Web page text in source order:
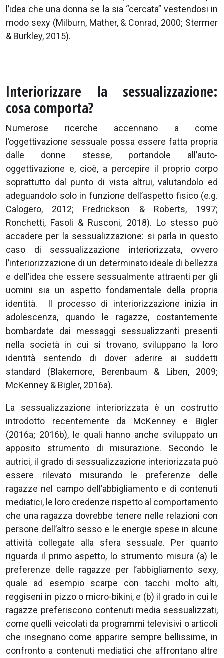
l’idea che una donna se la sia “cercata” vestendosi in
modo sexy (Milburn, Mather, & Conrad, 2000; Stermer
& Burkley, 2015).
Interiorizzare la sessualizzazione:
cosa comporta?
Numerose ricerche accennano a come
l’oggettivazione sessuale possa essere fatta propria
dalle donne stesse, portandole all’auto-
oggettivazione e, cioè, a percepire il proprio corpo
soprattutto dal punto di vista altrui, valutandolo ed
adeguandolo solo in funzione dell’aspetto fisico (e.g.
Calogero, 2012; Fredrickson & Roberts, 1997;
Ronchetti, Fasoli & Rusconi, 2018). Lo stesso può
accadere per la sessualizzazione: si parla in questo
caso di sessualizzazione interiorizzata, ovvero
l’interiorizzazione di un determinato ideale di bellezza
e dell’idea che essere sessualmente attraenti per gli
uomini sia un aspetto fondamentale della propria
identità. Il processo di interiorizzazione inizia in
adolescenza, quando le ragazze, costantemente
bombardate dai messaggi sessualizzanti presenti
nella società in cui si trovano, sviluppano la loro
identità sentendo di dover aderire ai suddetti
standard (Blakemore, Berenbaum & Liben, 2009;
McKenney & Bigler, 2016a).
La sessualizzazione interiorizzata è un costrutto
introdotto recentemente da McKenney e Bigler
(2016a; 2016b), le quali hanno anche sviluppato un
apposito strumento di misurazione. Secondo le
autrici, il grado di sessualizzazione interiorizzata può
essere rilevato misurando le preferenze delle
ragazze nel campo dell’abbigliamento e di contenuti
mediatici, le loro credenze rispetto al comportamento
che una ragazza dovrebbe tenere nelle relazioni con
persone dell’altro sesso e le energie spese in alcune
attività collegate alla sfera sessuale. Per quanto
riguarda il primo aspetto, lo strumento misura (a) le
preferenze delle ragazze per l’abbigliamento sexy,
quale ad esempio scarpe con tacchi molto alti,
reggiseni in pizzo o micro-bikini, e (b) il grado in cui le
ragazze preferiscono contenuti media sessualizzati,
come quelli veicolati da programmi televisivi o articoli
che insegnano come apparire sempre bellissime, in
confronto a contenuti mediatici che affrontano altre